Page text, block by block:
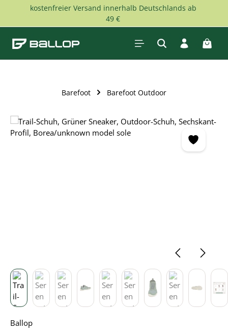
Zum Hauptinhalt springen
kostenfreier Versand innerhalb Deutschlands ab
49 €
Barefoot Barefoot Outdoor
Bildergalerie überspringen
Ballop